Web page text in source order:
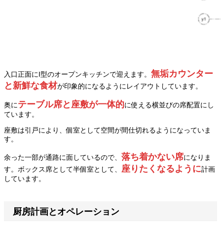
入口正面にI型のオープンキッチンで迎えます。 無垢カウンター
と新鮮な食材が印象的になるようにレイアウトしています。
奥にテーブル席と座敷が一体的に使える横並びの席配置にし
ています。
座敷は引戸により、個室として空間が間仕切れるようになっていま
す。
余った一部が通路に面しているので、 落ち着かない席になりま
す。ボックス席として半個室として、
座りたくなるように計画
しています。
厨房計画とオペレーション